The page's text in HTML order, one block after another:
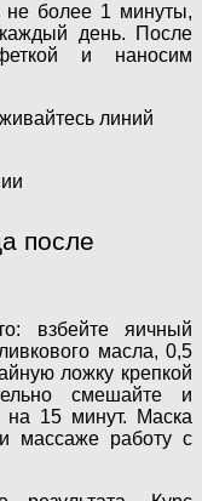
не более 1 минуты,
день. После
и наносим
линий
после
взбейте яичный
масла, 0,5
ложку крепкой
смешайте и
на 15 минут. Маска
массаже работу с